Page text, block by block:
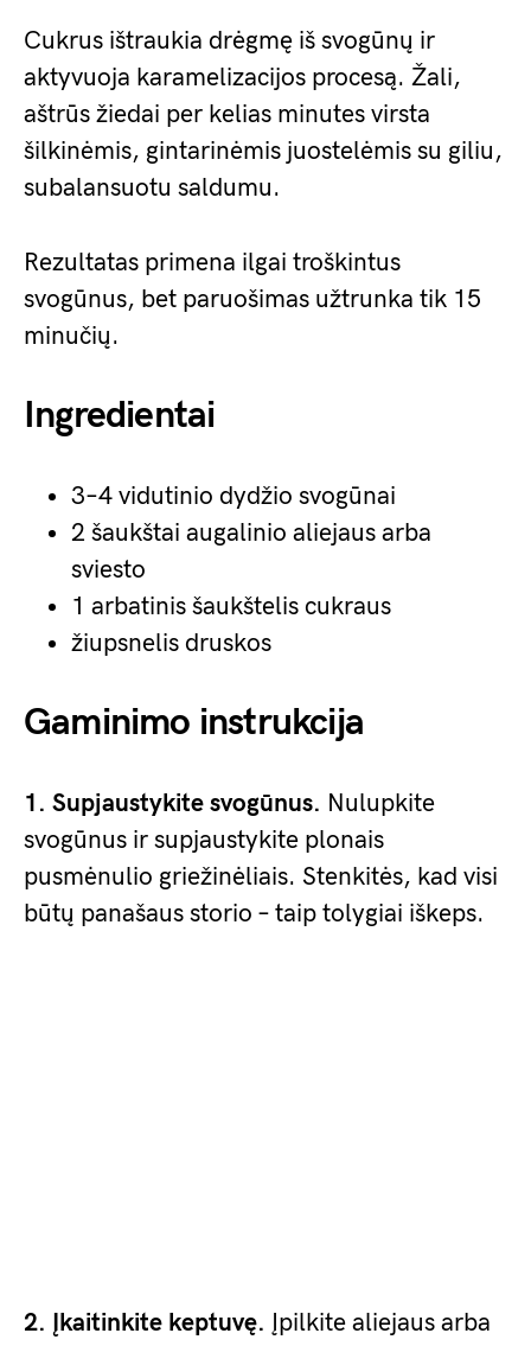
Cukrus ištraukia drėgmę iš svogūnų ir
aktyvuoja karamelizacijos procesą. Žali,
aštrūs žiedai per kelias minutes virsta
šilkinėmis, gintarinėmis juostelėmis su giliu,
subalansuotu saldumu.
Rezultatas primena ilgai troškintus
svogūnus, bet paruošimas užtrunka tik 15
minučių.
Ingredientai
3–4 vidutinio dydžio svogūnai
2 šaukštai augalinio aliejaus arba
sviesto
1 arbatinis šaukštelis cukraus
žiupsnelis druskos
Gaminimo instrukcija
1. Supjaustykite svogūnus. Nulupkite
svogūnus ir supjaustykite plonais
pusmėnulio griežinėliais. Stenkitės, kad visi
būtų panašaus storio – taip tolygiai iškeps.
2. Įkaitinkite keptuvę. Įpilkite aliejaus arba